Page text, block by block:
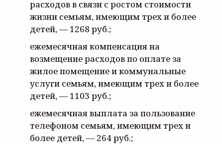
расходов в связи с ростом стоимости
жизни семьям, имеющим трех и более
детей, — 1268 руб.;
ежемесячная компенсация на
возмещение расходов по оплате за
жилое помещение и коммунальные
услуги семьям, имеющим трех и более
детей, — 1103 руб.;
ежемесячная выплата за пользование
телефоном семьям, имеющим трех и
более детей, — 264 руб.;